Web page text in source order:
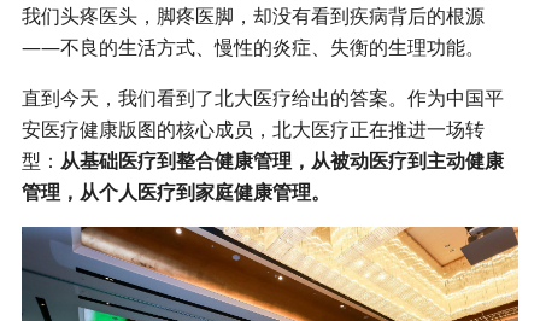
我们头疼医头，脚疼医脚，却没有看到疾病背后的根源
——不良的生活方式、慢性的炎症、失衡的生理功能。
直到今天，我们看到了北大医疗给出的答案。作为中国平
安医疗健康版图的核心成员，北大医疗正在推进一场转
型： 从基础医疗到整合健康管理，从被动医疗到主动健康
管理，从个人医疗到家庭健康管理。